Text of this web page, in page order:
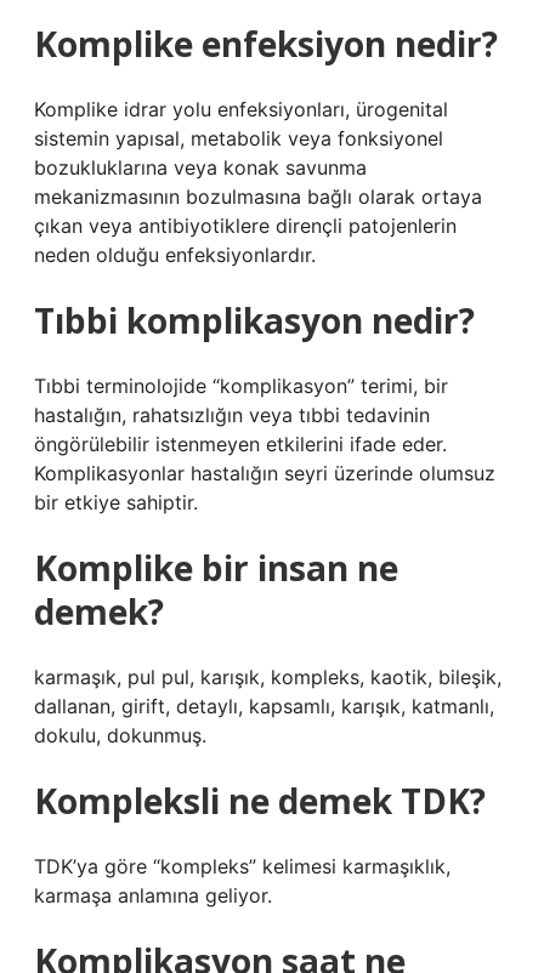
Komplike enfeksiyon nedir?
Komplike idrar yolu enfeksiyonları, ürogenital
sistemin yapısal, metabolik veya fonksiyonel
bozukluklarına veya konak savunma
mekanizmasının bozulmasına bağlı olarak ortaya
çıkan veya antibiyotiklere dirençli patojenlerin
neden olduğu enfeksiyonlardır.
Tıbbi komplikasyon nedir?
Tıbbi terminolojide “komplikasyon” terimi, bir
hastalığın, rahatsızlığın veya tıbbi tedavinin
öngörülebilir istenmeyen etkilerini ifade eder.
Komplikasyonlar hastalığın seyri üzerinde olumsuz
bir etkiye sahiptir.
Komplike bir insan ne
demek?
karmaşık, pul pul, karışık, kompleks, kaotik, bileşik,
dallanan, girift, detaylı, kapsamlı, karışık, katmanlı,
dokulu, dokunmuş.
Kompleksli ne demek TDK?
TDK’ya göre “kompleks” kelimesi karmaşıklık,
karmaşa anlamına geliyor.
Komplikasyon saat ne